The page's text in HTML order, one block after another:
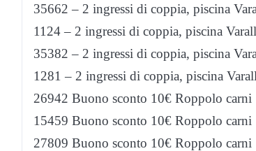
35662 – 2 ingressi di coppia, piscina
1124 – 2 ingressi di coppia, piscina
35382 – 2 ingressi di coppia, piscina
1281 – 2 ingressi di coppia, piscina
26942 Buono sconto 10€ Roppolo carni
15459 Buono sconto 10€ Roppolo carni
27809 Buono sconto 10€ Roppolo carni